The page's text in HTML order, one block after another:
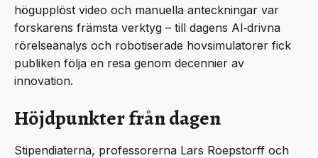
högupplöst video och manuella anteckningar var
forskarens främsta verktyg – till dagens AI‑drivna
rörelseanalys och robotiserade hovsimulatorer fick
publiken följa en resa genom decennier av
innovation.
Höjdpunkter från dagen
Stipendiaterna, professorerna Lars Roepstorff och